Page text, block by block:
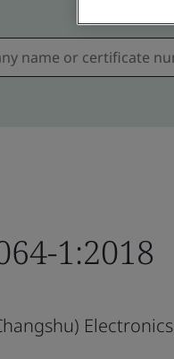
1:2018
Electronics